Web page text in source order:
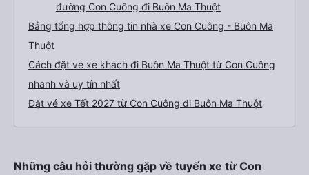
đường Con Cuông đi Buôn Ma Thuột
Bảng tổng hợp thông tin nhà xe Con Cuông - Buôn Ma
Thuột
Cách đặt vé xe khách đi Buôn Ma Thuột từ Con Cuông
nhanh và uy tín nhất
Đặt vé xe Tết 2027 từ Con Cuông đi Buôn Ma Thuột
Những câu hỏi thường gặp về tuyến xe từ Con